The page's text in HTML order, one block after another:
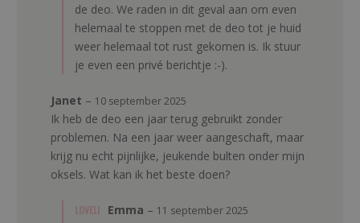
de deo. We raden in dit geval aan om even
helemaal te stoppen met de deo tot je huid
weer helemaal tot rust gekomen is. Ik stuur
je even een privé berichtje :-).
Janet – 10 september 2025
Ik heb de deo een jaar terug gebruikt zonder
problemen. Na een jaar weer aangeschaft, maar
krijg nu echt pijnlijke, jeukende bulten onder mijn
oksels. Wat kan ik het beste doen?
LOVELI Emma – 11 september 2025